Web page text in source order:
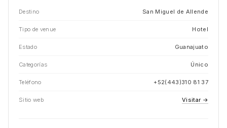
Destino San Miguel de Allende
Tipo de venue Hotel
Estado Guanajuato
Categorías Único
Teléfono +52(443)310 81 37
Sitio web Visitar →